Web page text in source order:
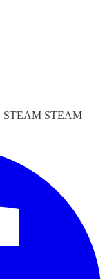
STEAM STEAM